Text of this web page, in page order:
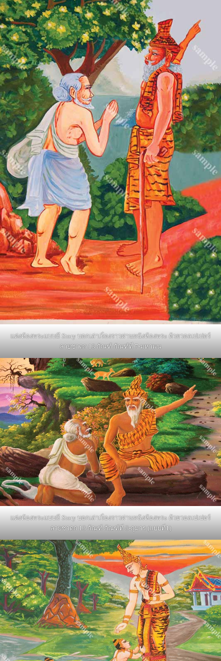
แต่งห้องพระแบบมี Story บอกเล่าเรื่องราวผ่านผนังห้องพระ ด้วยวอลเปเปอร์
ลายชาดก 13 กัณฑ์ กัณฑ์ที่ 7-มหาพน
แต่งห้องพระแบบมี Story บอกเล่าเรื่องราวผ่านผนังห้องพระ ด้วยวอลเปเปอร์
ลายชาดก 13 กัณฑ์ กัณฑ์ที่ 8-กุมาร (แบบที่1)